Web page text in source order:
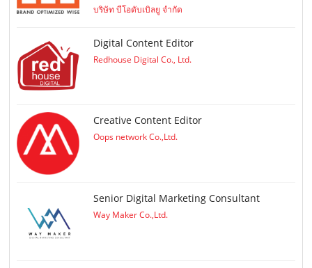
บริษัท บีโอดับเบิลยู จำกัด
Digital Content Editor
Redhouse Digital Co., Ltd.
Creative Content Editor
Oops network Co.,Ltd.
Senior Digital Marketing Consultant
Way Maker Co.,Ltd.